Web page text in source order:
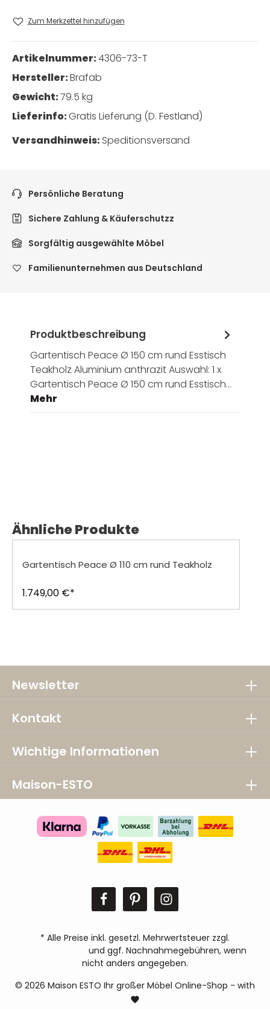
Zum Merkzettel hinzufügen
Artikelnummer:4306-73-T
Hersteller:Brafab
Gewicht:79.5 kg
Lieferinfo:Gratis Lieferung (D. Festland)
Versandhinweis:Speditionsversand
Persönliche Beratung
Sichere Zahlung & Käuferschutzz
Sorgfältig ausgewählte Möbel
Familienunternehmen aus Deutschland
Produktbeschreibung
Gartentisch Peace Ø 150 cm rund Esstisch
Teakholz Aluminium anthrazit Auswahl: 1 x
Gartentisch Peace Ø 150 cm rund Esstisch…
Mehr
Produktgalerie überspringen
Ähnliche Produkte
Gartentisch Peace Ø 110 cm rund Teakholz
1.749,00 €*
Newsletter
Kontakt
Wichtige Informationen
Maison-ESTO
© 2026 Maison ESTO Ihr großer Möbel Online-Shop - with
* Alle Preise inkl. gesetzl. Mehrwertsteuer zzgl.
und ggf. Nachnahmegebühren, wenn
nicht anders angegeben.